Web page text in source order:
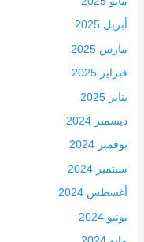
أبريل 2025
مارس 2025
فبراير 2025
يناير 2025
ديسمبر 2024
نوفمبر 2024
سبتمبر 2024
أغسطس 2024
يونيو 2024